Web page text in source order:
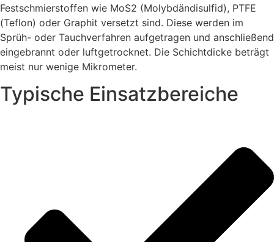
Festschmierstoffen wie MoS2 (Molybdändisulfid), PTFE
(Teflon) oder Graphit versetzt sind. Diese werden im
Sprüh- oder Tauchverfahren aufgetragen und anschließend
eingebrannt oder luftgetrocknet. Die Schichtdicke beträgt
meist nur wenige Mikrometer.
Typische Einsatzbereiche